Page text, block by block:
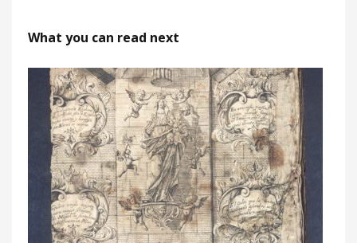
What you can read next